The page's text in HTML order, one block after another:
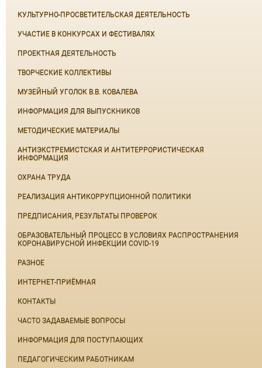
КУЛЬТУРНО-ПРОСВЕТИТЕЛЬСКАЯ ДЕЯТЕЛЬНОСТЬ
УЧАСТИЕ В КОНКУРСАХ И ФЕСТИВАЛЯХ
ПРОЕКТНАЯ ДЕЯТЕЛЬНОСТЬ
ТВОРЧЕСКИЕ КОЛЛЕКТИВЫ
МУЗЕЙНЫЙ УГОЛОК В.В. КОВАЛЕВА
ИНФОРМАЦИЯ ДЛЯ ВЫПУСКНИКОВ
МЕТОДИЧЕСКИЕ МАТЕРИАЛЫ
АНТИЭКСТРЕМИСТСКАЯ И АНТИТЕРРОРИСТИЧЕСКАЯ
ИНФОРМАЦИЯ
ОХРАНА ТРУДА
РЕАЛИЗАЦИЯ АНТИКОРРУПЦИОННОЙ ПОЛИТИКИ
ПРЕДПИСАНИЯ, РЕЗУЛЬТАТЫ ПРОВЕРОК
ОБРАЗОВАТЕЛЬНЫЙ ПРОЦЕСС В УСЛОВИЯХ РАСПРОСТРАНЕНИЯ
КОРОНАВИРУСНОЙ ИНФЕКЦИИ COVID-19
РАЗНОЕ
ИНТЕРНЕТ-ПРИЁМНАЯ
КОНТАКТЫ
ЧАСТО ЗАДАВАЕМЫЕ ВОПРОСЫ
ИНФОРМАЦИЯ ДЛЯ ПОСТУПАЮЩИХ
ПЕДАГОГИЧЕСКИМ РАБОТНИКАМ